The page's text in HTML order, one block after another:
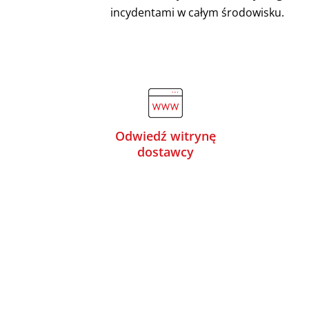
incydentami w całym środowisku.
Odwiedź witrynę
dostawcy